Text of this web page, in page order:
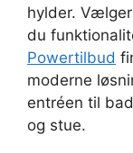
hylder.
du
Powertilbud
moderne
entréen til
og stue.